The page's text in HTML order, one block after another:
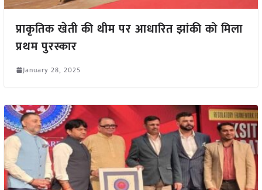
प्राकृतिक खेती की थीम पर आधारित झांकी को मिला
प्रथम पुरस्कार
January 28, 2025